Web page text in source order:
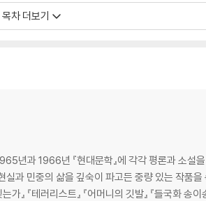
고 가는 행렬/추격(追擊)/새벽을 나부끼는 깃
/그리운 사람들/감영군의 기습/방어 대책/내 설
목차 더보기
년과 1966년 『현대문학』에 각각 평론과 소설
과 민중의 삶을 깊숙이 파고든 중량 있는 작품
』 『테러리스트』 『어머니의 깃발』 『들국화 송